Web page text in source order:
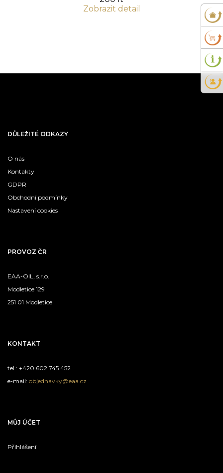
Zobrazit detail
DŮLEŽITÉ ODKAZY
O nás
Kontakty
GDPR
Obchodní podmínky
Nastavení cookies
PROVOZ ČR
EAA-OIL, s.r.o.
Modletice 129
251 01 Modletice
KONTAKT
tel.: +420 602 745 452
e-mail: objednavky@eaa.cz
MŮJ ÚČET
Přihlášení